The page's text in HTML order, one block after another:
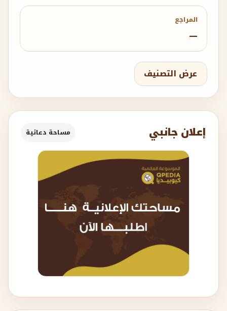
المراجع
—
عرض التصنيف
إعلان جانبي مساحة دعائية